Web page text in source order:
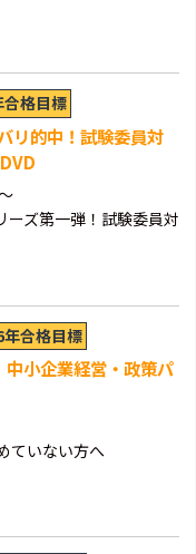
格目標
リ的中！試験委員対
ーズ第一弾！試験委員対
年合格目標
小企業経営・政策パ
ていない方へ